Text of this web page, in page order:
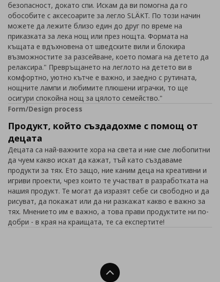
безопасност, докато спи. Искам да ви помогна да го
обособите с аксесоарите за легло SLÄKT. По този начин
можете да лежите близо един до друг по време на
приказката за лека нощ или през нощта. Формата на
къщата е вдъхновена от шведските вили и блокира
възможностите за разсейване, което помага на детето да
релаксира." Превръщането на леглото на детето ви в
комфортно, уютно кътче е важно, и заедно с рутината,
нощните лампи и любимите плюшени играчки, то ще
осигури спокойна нощ за цялото семейство."
Form/Design process
Продукт, който създадохме с помощ от
децата
Децата са най-важните хора на света и ние сме любопитни
да чуем какво искат да кажат, тъй като създаваме
продукти за тях. Ето защо, ние каним деца на креативни и
игриви проекти, чрез които те участват в разработката на
нашия продукт. Те могат да изразят себе си свободно и да
рисуват, да покажат или да ни разкажат какво е важно за
тях. Мнението им е важно, а това прави продуктите ни по-
добри - в края на краищата, те са експертите!
Нагоре